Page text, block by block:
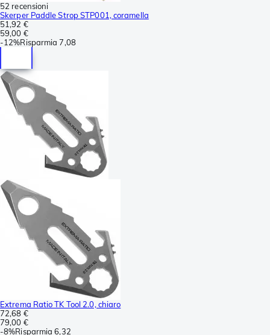
52 recensioni
Skerper Paddle Strop STP001, coramella
51,92 €
59,00 €
-12%Risparmia 7,08
Extrema Ratio TK Tool 2.0, chiaro
72,68 €
79,00 €
-8%Risparmia 6,32